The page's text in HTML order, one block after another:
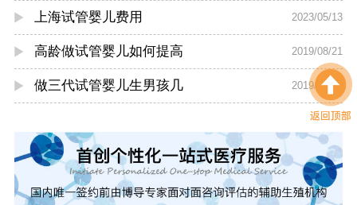
上海试管婴儿费用 2023/05/13
高龄做试管婴儿如何提高 2019/08/21
做三代试管婴儿生男孩几 2019/08/20